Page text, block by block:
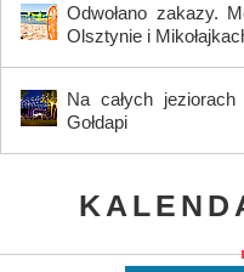
Odwołano zakazy.
Olsztynie i
Na całych
Gołdapi